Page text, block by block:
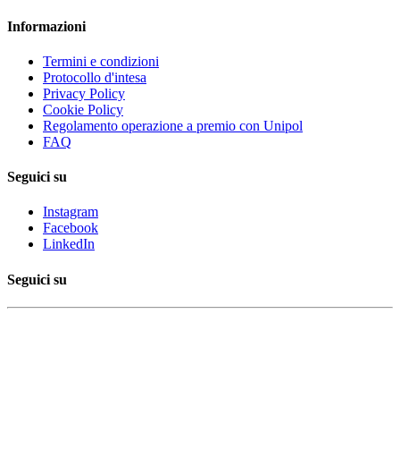
Informazioni
Termini e condizioni
Protocollo d'intesa
Privacy Policy
Cookie Policy
Regolamento operazione a premio con Unipol
FAQ
Seguici su
Instagram
Facebook
LinkedIn
Seguici su